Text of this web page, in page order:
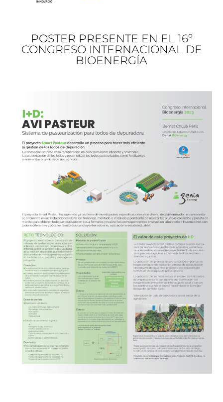
POSTER PRESENTE EN EL 16º
CONGRESO INTERNACIONAL DE
BIOENERGÍA